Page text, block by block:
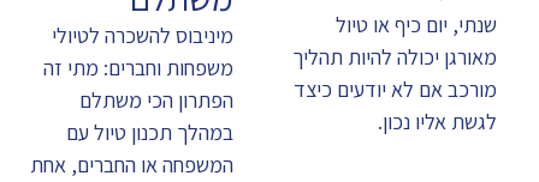
שנתי, יום כיף או טיול
מאורגן יכולה להיות תהליך
מורכב אם לא יודעים כיצד
לגשת אליו נכון.
מיניבוס להשכרה לטיולי
משפחות וחברים: מתי זה
הפתרון הכי משתלם
במהלך תכנון טיול עם
המשפחה או החברים, אחת